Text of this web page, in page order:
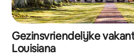
Gezinsvriendelijke
Louisiana